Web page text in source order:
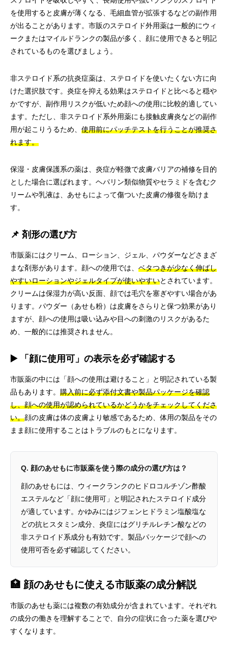
を使用すると皮膚が薄くなる、毛細血管が拡張するなどの副作用
が出ることがあります。市販のステロイド外用薬は一般的にウィ
ークまたはマイルドランクの製品が多く、顔に使用できると明記
されているものを選びましょう。
非ステロイド系の抗炎症薬は、ステロイドを使いたくない方に向
けた選択肢です。炎症を抑える効果はステロイドと比べると穏や
かですが、副作用リスクが低いため顔への使用に比較的適してい
ます。ただし、非ステロイド系外用薬にも接触皮膚炎などの副作
用が起こりうるため、 使用前にパッチテストを行うことが推奨さ
れます。
保湿・皮膚保護系の薬は、炎症が軽微で皮膚バリアの補修を目的
とした場合に選ばれます。ヘパリン類似物質やセラミドを含むク
リームや乳液は、あせもによって傷ついた皮膚の修復を助けま
す。
📌 剤形の選び方
市販薬にはクリーム、ローション、ジェル、パウダーなどさまざ
まな剤形があります。顔への使用では、 ベタつきが少なく伸ばし
やすいローションやジェルタイプが使いやすいとされています。
クリームは保湿力が高い反面、顔では毛穴を塞ぎやすい場合があ
ります。パウダー（あせも粉）は皮膚をさらりと保つ効果があり
ますが、顔への使用は吸い込みや目への刺激のリスクがあるた
め、一般的には推奨されません。
▶️ 「顔に使用可」の表示を必ず確認する
市販薬の中には「顔への使用は避けること」と明記されている製
品もあります。 購入前に必ず添付文書や製品パッケージを確認
し、顔への使用が認められているかどうかをチェックしてくださ
い。顔の皮膚は体の皮膚より敏感であるため、体用の製品をその
まま顔に使用することはトラブルのもとになります。
Q. 顔のあせもに市販薬を使う際の成分の選び方は？
顔のあせもには、ウィークランクのヒドロコルチゾン酢酸
エステルなど「顔に使用可」と明記されたステロイド成分
が適しています。かゆみにはジフェンヒドラミン塩酸塩な
どの抗ヒスタミン成分、炎症にはグリチルレチン酸などの
非ステロイド系成分も有効です。製品パッケージで顔への
使用可否を必ず確認してください。
🏥 顔のあせもに使える市販薬の成分解説
市販のあせも薬には複数の有効成分が含まれています。それぞれ
の成分の働きを理解することで、自分の症状に合った薬を選びや
すくなります。